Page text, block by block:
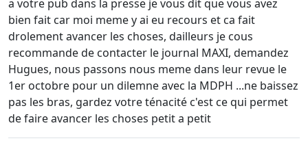
a votre pub dans la presse je vous dit que vous avez
bien fait car moi meme y ai eu recours et ca fait
drolement avancer les choses, dailleurs je cous
recommande de contacter le journal MAXI, demandez
Hugues, nous passons nous meme dans leur revue le
1er octobre pour un dilemne avec la MDPH ...ne baissez
pas les bras, gardez votre ténacité c'est ce qui permet
de faire avancer les choses petit a petit